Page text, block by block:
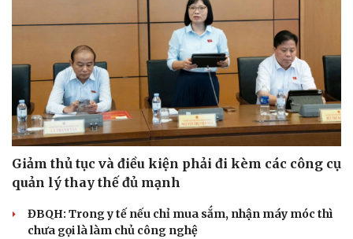
Giảm thủ tục và điều kiện phải đi kèm các công cụ
quản lý thay thế đủ mạnh
ĐBQH: Trong y tế nếu chỉ mua sắm, nhận máy móc thì
chưa gọi là làm chủ công nghệ